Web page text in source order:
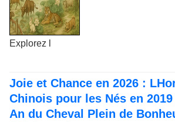
Explorez l
Joie et Chance en 2026 :
Chinois pour les Nés en
An du Cheval Plein de